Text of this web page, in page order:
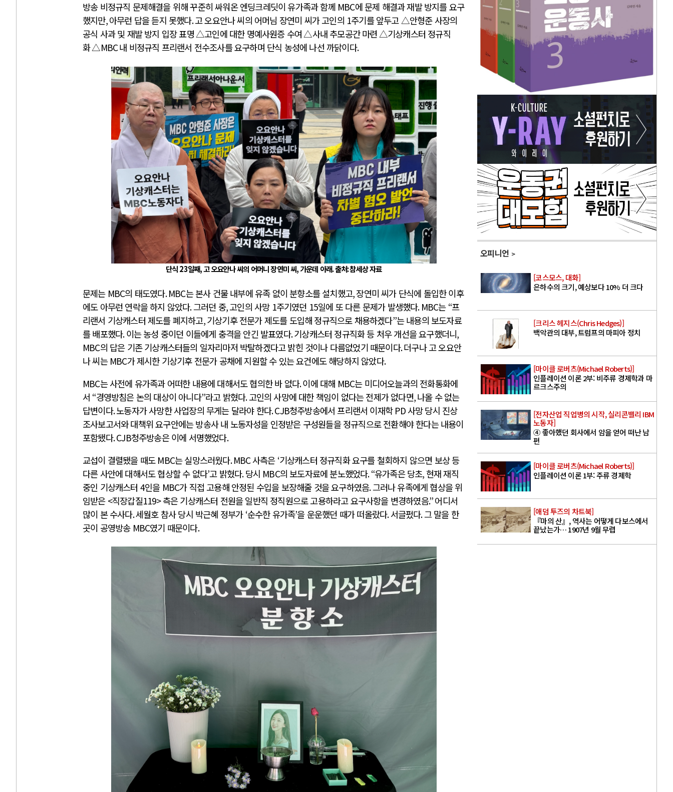
방송 비정규직 문제해결을 위해 꾸준히 싸워온 엔딩크레딧이 유가족과 함께 MBC에 문제 해결과 재발 방지를 요구
했지만,아무런 답을 듣지 못했다.고 오요안나 씨의 어머님 장연미 씨가 고인의 1주기를 앞두고 △안형준 사장의
공식 사과 및 재발 방지 입장 표명△고인에 대한 명예사원증 수여△사내 추모공간 마련△기상캐스터 정규직
화△MBC내 비정규직 프리랜서 전수조사를 요구하며 단식 농성에 나선 까닭이다.
단식23일째,고 오요안나 씨의 어머니 장연미 씨,가운데 아래.출처:참세상 자료
문제는 MBC의 태도였다. MBC는 본사 건물 내부에 유족 없이 분향소를 설치했고,장연미 씨가 단식에 돌입한 이후
에도 아무런 연락을 하지 않았다.그러던 중,고인의 사망 1주기였던 15일에 또 다른 문제가 발생했다. MBC는 “프
리랜서 기상캐스터 제도를 폐지하고,기상기후 전문가 제도를 도입해 정규직으로 채용하겠다”는 내용의 보도자료
를 배포했다.이는 농성 중이던 이들에게 충격을 안긴 발표였다.기상캐스터 정규직화 등 처우 개선을 요구했더니,
MBC의 답은 기존 기상캐스터들의 일자리마저 박탈하겠다고 밝힌 것이나 다름없었기 때문이다.더구나 고 오요안
나 씨는 MBC가 제시한 기상기후 전문가 공채에 지원할 수 있는 요건에도 해당하지 않았다.
MBC는 사전에 유가족과 어떠한 내용에 대해서도 협의한 바 없다.이에 대해 MBC는 미디어오늘과의 전화통화에
서 “경영방침은 논의 대상이 아니다”라고 밝혔다.고인의 사망에 대한 책임이 없다는 전제가 없다면,나올 수 없는
답변이다.노동자가 사망한 사업장의 무게는 달라야 한다. CJB청주방송에서 프리랜서 이재학 PD사망 당시 진상
조사보고서와 대책위 요구안에는 방송사 내 노동자성을 인정받은 구성원들을 정규직으로 전환해야 한다는 내용이
포함됐다. CJB청주방송은 이에 서명했었다.
교섭이 결렬됐을 때도 MBC는 실망스러웠다. MBC사측은 ‘기상캐스터 정규직화 요구를 철회하지 않으면 보상 등
다른 사안에 대해서도 협상할 수 없다’고 밝혔다.당시 MBC의 보도자료에 분노했었다. “유가족은 당초, 현재 재직
중인 기상캐스터 4인을 MBC가 직접 고용해 안정된 수입을 보장해줄 것을 요구하였음.그러나 유족에게 협상을 위
임받은 <직장갑질119>측은 기상캐스터 전원을 일반직 정직원으로 고용하라고 요구사항을 변경하였음.”어디서
많이 본 수사다.세월호 참사 당시 박근혜 정부가 ‘순수한 유가족’을 운운했던 때가 떠올랐다.서글펐다.그 말을 한
곳이 공영방송 MBC였기 때문이다.
오피니언
[코스모스, 대화]
은하수의 크기, 예상보다 10% 더 크다
[크리스 헤지스(Chris Hedges)]
백악관의 대부, 트럼프의 마피아 정치
[마이클 로버츠(Michael Roberts)]
인플레이션 이론 2부: 비주류 경제학과 마
르크스주의
[전자산업 직업병의 시작, 실리콘밸리 IBM
노동자]
④ 좋아했던 회사에서 암을 얻어 떠난 남
편
[마이클 로버츠(Michael Roberts)]
인플레이션 이론 1부: 주류 경제학
[애덤 투즈의 차트북]
『마의 산』, 역사는 어떻게 다보스에서
끝났는가… 1907년 9월 무렵